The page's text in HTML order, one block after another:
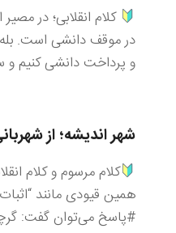
کلام انقلابی؛ در
در موقف دانشی است.
و پرداخت دانشی کنیم و
شهر اندیشه؛ از
کلام مرسوم و کلام
همین قیودی مانند
#پاسخ می‌توان گفت: